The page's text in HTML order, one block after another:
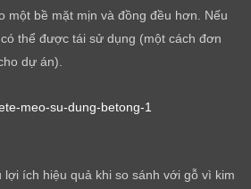
một bề mặt mịn và đồng đều hơn. Nếu
thể được tái sử dụng (một cách đơn
dự án).
lợi ích hiệu quả khi so sánh với gỗ vì kim